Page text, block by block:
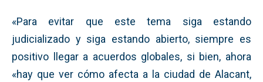
«Para evitar que este tema siga estando
judicializado y siga estando abierto, siempre es
positivo llegar a acuerdos globales, si bien, ahora
«hay que ver cómo afecta a la ciudad de Alacant,